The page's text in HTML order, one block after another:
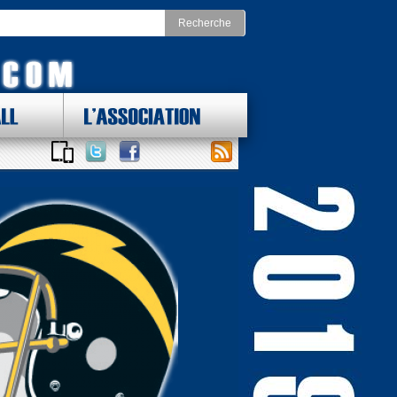
FOOTBALL CONFERENCE
York Giants
Eagles
Green Bay Packers
Redskins
Minnesota Vikings
Division Ouest
Falcons
Arizona Cardinals
Panthers
Los Angeles Rams
Saints
San Francisco 49ers
Bay Buccaneers
Seattle Seahawks
L'ASSOCIATION
DES LOTS !